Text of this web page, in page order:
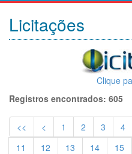
Licitações
Clique
Registros encontrados: 605
<< < 1 2 3 4
11
12 13 14 15